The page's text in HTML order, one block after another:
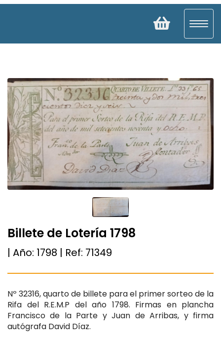
Billete de Lotería 1798
| Año: 1798 | Ref: 71349
Nº 32316, quarto de billete para el primer sorteo de la
Rifa del R.E.M.P del año 1798. Firmas en plancha
Francisco de la Parte y Juan de Arribas, y firma
autógrafa David Díaz.